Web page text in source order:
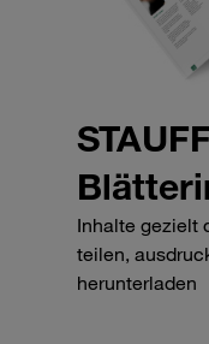
Inhalte gezielt
teilen,
herunterladen